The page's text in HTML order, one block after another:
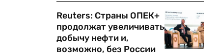
Reuters: Страны ОПЕК+
продолжат увеличивать
добычу нефти и,
возможно, без России